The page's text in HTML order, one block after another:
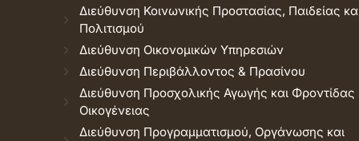
Διεύθυνση Κοινωνικής Προστασίας, Παιδείας
Πολιτισμού
Διεύθυνση Οικονομικών Υπηρεσιών
Διεύθυνση Περιβάλλοντος & Πρασίνου
Διεύθυνση Προσχολικής Αγωγής και Φροντίδας
Οικογένειας
Διεύθυνση Προγραμματισμού, Οργάνωσης και